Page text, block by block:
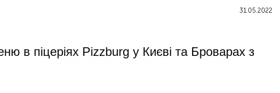
31.05.2022
в піцеріях Pizzburg у Києві та Броварах з